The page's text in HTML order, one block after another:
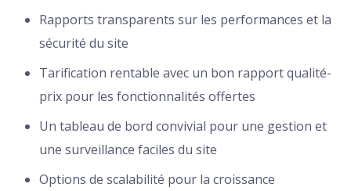
Rapports transparents sur les performances et la
sécurité du site
Tarification rentable avec un bon rapport qualité-
prix pour les fonctionnalités offertes
Un tableau de bord convivial pour une gestion et
une surveillance faciles du site
Options de scalabilité pour la croissance